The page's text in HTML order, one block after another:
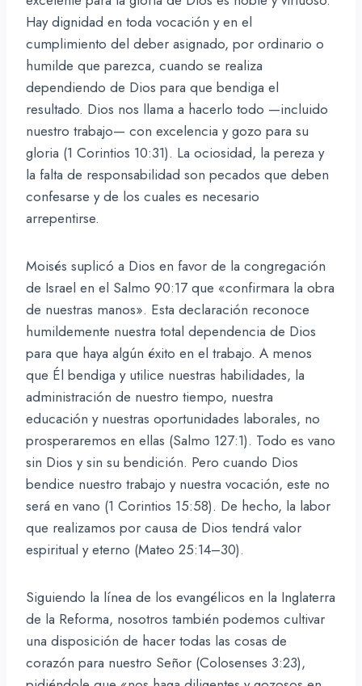
Hay dignidad en toda vocación y en el
cumplimiento del deber asignado, por ordinario o
humilde que parezca, cuando se realiza
dependiendo de Dios para que bendiga el
resultado. Dios nos llama a hacerlo todo —incluido
nuestro trabajo— con excelencia y gozo para su
gloria (1 Corintios 10:31). La ociosidad, la pereza y
la falta de responsabilidad son pecados que deben
confesarse y de los cuales es necesario
arrepentirse.
Moisés suplicó a Dios en favor de la congregación
de Israel en el Salmo 90:17 que «confirmara la obra
de nuestras manos». Esta declaración reconoce
humildemente nuestra total dependencia de Dios
para que haya algún éxito en el trabajo. A menos
que Él bendiga y utilice nuestras habilidades, la
administración de nuestro tiempo, nuestra
educación y nuestras oportunidades laborales, no
prosperaremos en ellas (Salmo 127:1). Todo es vano
sin Dios y sin su bendición. Pero cuando Dios
bendice nuestro trabajo y nuestra vocación, este no
será en vano (1 Corintios 15:58). De hecho, la labor
que realizamos por causa de Dios tendrá valor
espiritual y eterno (Mateo 25:14–30).
Siguiendo la línea de los evangélicos en la Inglaterra
de la Reforma, nosotros también podemos cultivar
una disposición de hacer todas las cosas de
corazón para nuestro Señor (Colosenses 3:23),